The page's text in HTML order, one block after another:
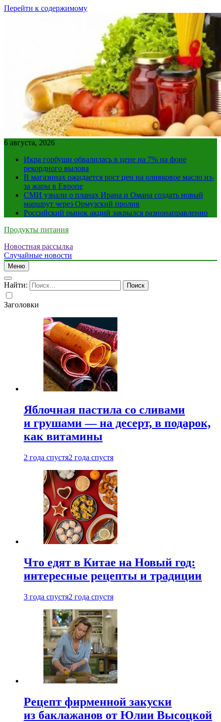
Перейти к содержимому
6 августа, 2026
Икра горбуши обвалилась в цене на 7% на фоне
рекордного вылова
В магазинах ожидается рост цен на оливковое масло из-
за жары в Европе
СМИ узнали о планах Ирана и Омана создать новый
маршрут через Ормузский пролив
Российский рынок акций закрылся разнонаправленно
Продукты питания
Новостная рассылка
Случайные новости
Меню
Найти:
Заголовки
Яблочная пастила со сливами
и грушами — на десерт, в подарок,
как витамины
2 года спустя2 года спустя
Что едят в Китае на Новый год:
интересные рецепты и традиции
3 года спустя2 года спустя
Рецепт фирменной закуски
из баклажанов от Юлии Высоцкой